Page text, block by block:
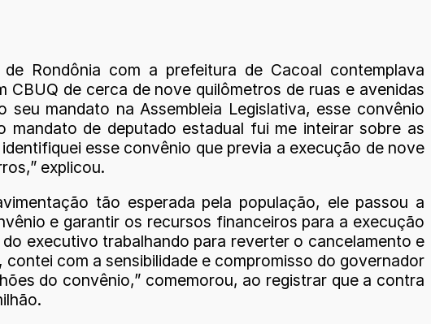
Rondônia com a prefeitura de Cacoal contemplava
de cerca de nove quilômetros de ruas e avenidas
mandato na Assembleia Legislativa, esse convênio
de deputado estadual fui me inteirar sobre as
esse convênio que previa a execução de nove
explicou.
tão esperada pela população, ele passou a
e garantir os recursos financeiros para a execução
executivo trabalhando para reverter o cancelamento e
com a sensibilidade e compromisso do governador
do convênio,” comemorou, ao registrar que a contra